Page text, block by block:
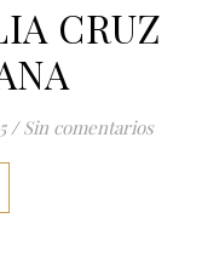
CRUZ
/ Sin comentarios